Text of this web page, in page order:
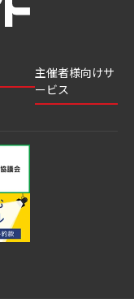
主催者様向けサ
ービス